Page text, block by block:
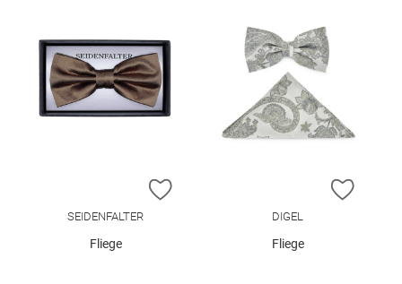
ZUR WUNSCHLISTE HINZUFÜGEN
SEIDENFALTER
Fliege
ZUR
DIGEL
Fliege